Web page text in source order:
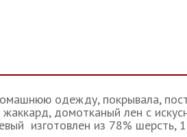
одежду, покрывала,
домотканый лен с
изготовлен из 78% шерсть,